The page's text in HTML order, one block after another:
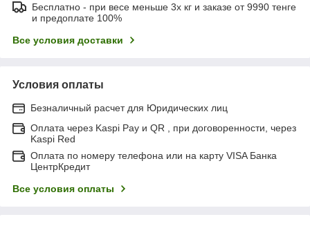
Бесплатно - при весе меньше 3х кг и заказе от 9990 тенге
и предоплате 100%
Все условия доставки
Условия оплаты
Безналичный расчет для Юридических лиц
Оплата через Kaspi Pay и QR , при договоренности, через
Kaspi Red
Оплата по номеру телефона или на карту VISA Банка
ЦентрКредит
Все условия оплаты